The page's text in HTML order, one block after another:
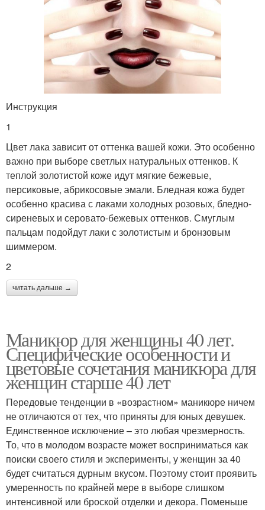
Инструкция
1
Цвет лака зависит от оттенка вашей кожи. Это особенно
важно при выборе светлых натуральных оттенков. К
теплой золотистой коже идут мягкие бежевые,
персиковые, абрикосовые эмали. Бледная кожа будет
особенно красива с лаками холодных розовых, бледно-
сиреневых и серовато-бежевых оттенков. Смуглым
пальцам подойдут лаки с золотистым и бронзовым
шиммером.
2
читать дальше →
Маникюр для женщины 40 лет.
Специфические особенности и
цветовые сочетания маникюра для
женщин старше 40 лет
Передовые тенденции в «возрастном» маникюре ничем
не отличаются от тех, что приняты для юных девушек.
Единственное исключение – это любая чрезмерность.
То, что в молодом возрасте может восприниматься как
поиски своего стиля и эксперименты, у женщин за 40
будет считаться дурным вкусом. Поэтому стоит проявить
умеренность по крайней мере в выборе слишком
интенсивной или броской отделки и декора. Поменьше